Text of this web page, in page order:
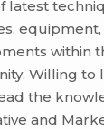
latest
within
Willing to
the
and